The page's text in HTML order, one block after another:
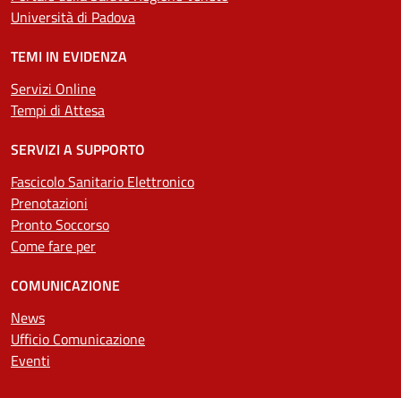
Università di Padova
TEMI IN EVIDENZA
Servizi Online
Tempi di Attesa
SERVIZI A SUPPORTO
Fascicolo Sanitario Elettronico
Prenotazioni
Pronto Soccorso
Come fare per
COMUNICAZIONE
News
Ufficio Comunicazione
Eventi